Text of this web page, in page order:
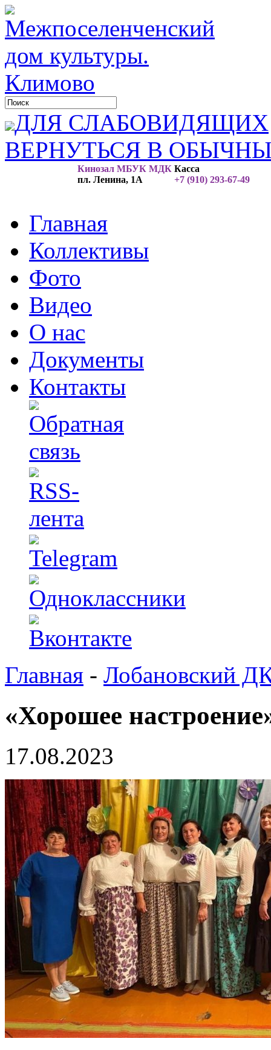
ДЛЯ СЛАБОВИДЯЩИХ
ВЕРНУТЬСЯ В
Кинозал МБУК МДК
пл. Ленина, 1А
Касса
+7 (910) 293-67-49
Главная
Коллективы
Фото
Видео
О нас
Документы
Контакты
Главная - Лобановский
«Хорошее
17.08.2023